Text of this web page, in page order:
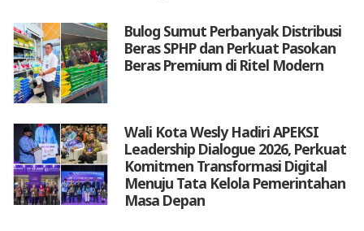
Bulog Sumut Perbanyak Distribusi
Beras SPHP dan Perkuat Pasokan
Beras Premium di Ritel Modern
Wali Kota Wesly Hadiri APEKSI
Leadership Dialogue 2026, Perkuat
Komitmen Transformasi Digital
Menuju Tata Kelola Pemerintahan
Masa Depan